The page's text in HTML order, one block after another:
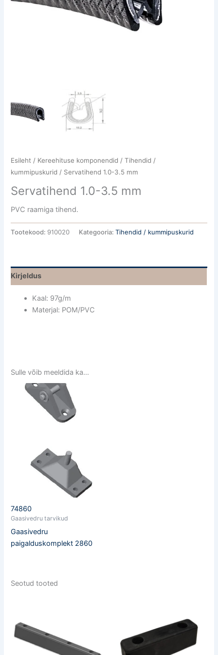
Esileht / Kereehituse komponendid /Tihendid /
kummipuskurid / Servatihend 1.0-3.5 mm
Servatihend 1.0-3.5 mm
PVC raamiga tihend.
Tootekood: 910020 Kategooria:Tihendid / kummipuskurid
Kirjeldus
Kaal: 97g/m
Materjal: POM/PVC
Sulle võib meeldida ka…
74860
Gaasivedru tarvikud
Gaasivedru
paigalduskomplekt 2860
Seotud tooted